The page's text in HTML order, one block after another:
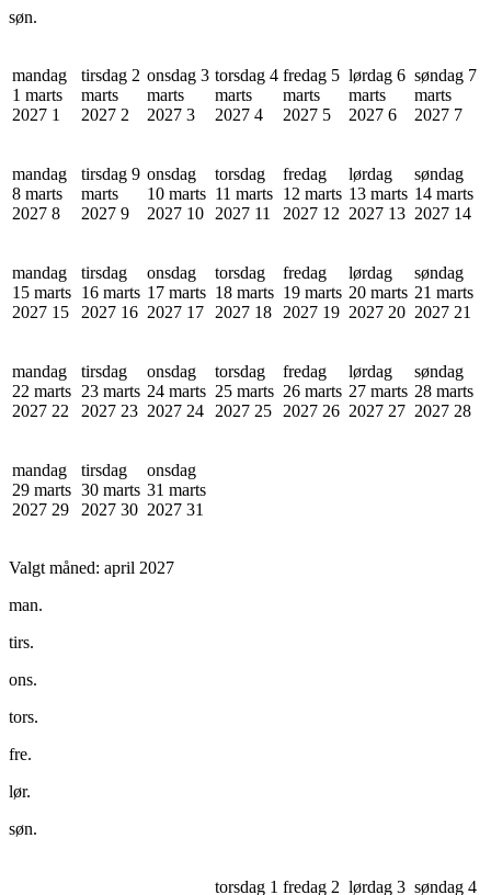
søn.
mandag
1 marts
2027 1
tirsdag 2
marts
2027 2
onsdag 3
marts
2027 3
torsdag 4
marts
2027 4
fredag 5
marts
2027 5
lørdag 6
marts
2027 6
søndag 7
marts
2027 7
mandag
8 marts
2027 8
tirsdag 9
marts
2027 9
onsdag
10 marts
2027 10
torsdag
11 marts
2027 11
fredag
12 marts
2027 12
lørdag
13 marts
2027 13
søndag
14 marts
2027 14
mandag
15 marts
2027 15
tirsdag
16 marts
2027 16
onsdag
17 marts
2027 17
torsdag
18 marts
2027 18
fredag
19 marts
2027 19
lørdag
20 marts
2027 20
søndag
21 marts
2027 21
mandag
22 marts
2027 22
tirsdag
23 marts
2027 23
onsdag
24 marts
2027 24
torsdag
25 marts
2027 25
fredag
26 marts
2027 26
lørdag
27 marts
2027 27
søndag
28 marts
2027 28
mandag
29 marts
2027 29
tirsdag
30 marts
2027 30
onsdag
31 marts
2027 31
Valgt måned: april 2027
man.
tirs.
ons.
tors.
fre.
lør.
søn.
torsdag 1 fredag 2 lørdag 3 søndag 4